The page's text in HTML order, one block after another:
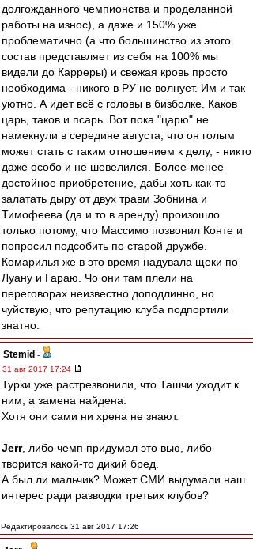
долгожданного чемпионства и проделанной
работы на износ), а даже и 150% уже
проблематично (а что большинство из этого
состав представляет из себя на 100% мы
видели до Карреры) и свежая кровь просто
необходима - никого в РУ не волнует. Им и так
уютно. А идет всё с головы в бизболке. Каков
царь, таков и псарь. Вот пока "царю" не
намекнули в середине августа, что он голым
может стать с таким отношением к делу, - никто
даже особо и не шевелился. Более-менее
достойное приобретение, дабы хоть как-то
залатать дыру от двух травм Зобнина и
Тимофеева (да и то в аренду) произошло
только потому, что Массимо позвонил Конте и
попросил подсобить по старой дружбе.
Комарилья же в это время надувала щеки по
Луану и Гараю. Чо они там плели на
переговорах неизвестно доподлинно, но
чуйствую, что репутацию клуба подпортили
знатно.
Stemid -
31 авг 2017 17:24
Турки уже растрезвонили, что Ташчи уходит к
ним, а замена найдена.
Хотя они сами ни хрена не знают.
Jerr, либо чемп придумал это вью, либо
творится какой-то дикий бред.
А был ли мальчик? Может СМИ выдумали наш
интерес ради разводки третьих клубов?
Редактировалось 31 авг 2017 17:26